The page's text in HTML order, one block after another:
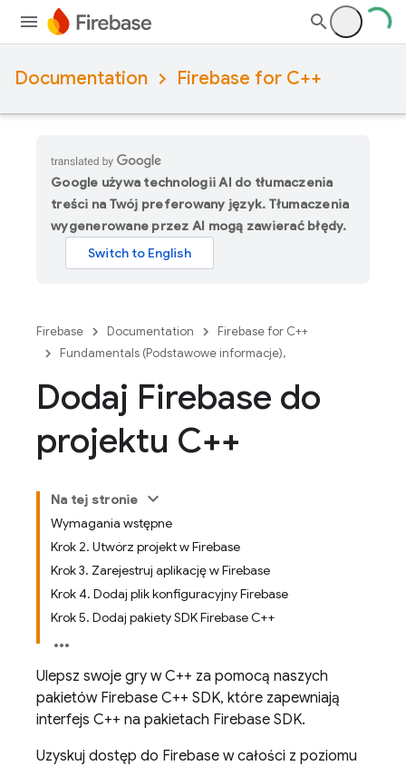
Documentation Firebase for C++
Google używa technologii AI do tłumaczenia
treści na Twój preferowany język. Tłumaczenia
wygenerowane przez AI mogą zawierać błędy.
Firebase Documentation
Firebase for C++
Fundamentals (Podstawowe informacje),
Dodaj Firebase do
projektu C++
Na tej stronie
Wymagania wstępne
Krok 2. Utwórz projekt w Firebase
Krok 3. Zarejestruj aplikację w Firebase
Krok 4. Dodaj plik konfiguracyjny Firebase
Krok 5. Dodaj pakiety SDK Firebase C++
Ulepsz swoje gry w C++ za pomocą naszych
pakietów Firebase C++ SDK, które zapewniają
interfejs C++ na pakietach Firebase SDK.
Uzyskuj dostęp do Firebase w całości z poziomu